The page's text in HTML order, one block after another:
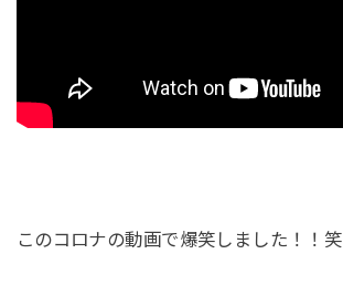
このコロナの動画で爆笑しました！！笑